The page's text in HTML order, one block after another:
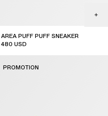
AREA PUFF PUFF SNEAKER
480 USD
PROMOTION